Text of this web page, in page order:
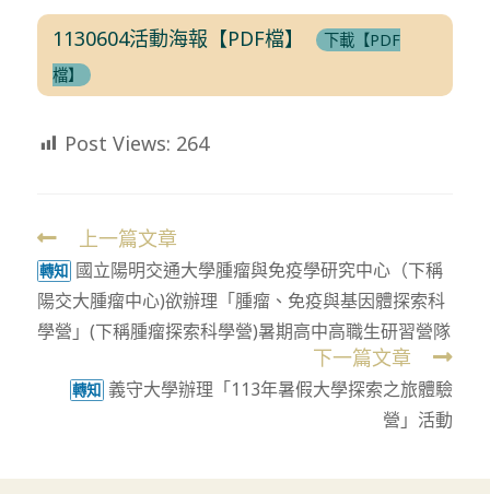
1130604活動海報【PDF檔】
下載【PDF
檔】
Post Views: 264
Read
more
articles
上一篇文章
轉知 國立陽明交通大學腫瘤與免疫學研究中心（下稱
陽交大腫瘤中心)欲辦理「腫瘤、免疫與基因體探索科
學營」(下稱腫瘤探索科學營)暑期高中高職生研習營隊
下一篇文章
轉知 義守大學辦理「113年暑假大學探索之旅體驗
營」活動